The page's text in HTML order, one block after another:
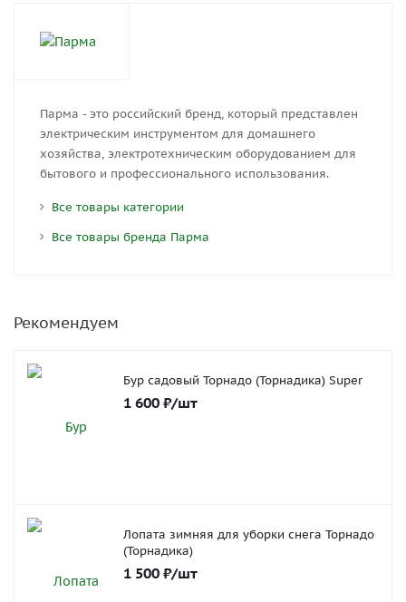
Парма - это российский бренд, который представлен
электрическим инструментом для домашнего
хозяйства, электротехническим оборудованием для
бытового и профессионального использования.
Все товары категории
Все товары бренда Парма
Рекомендуем
Бур садовый Торнадо (Торнадика) Super
1 600 ₽/шт
Лопата зимняя для уборки снега Торнадо
(Торнадика)
1 500 ₽/шт